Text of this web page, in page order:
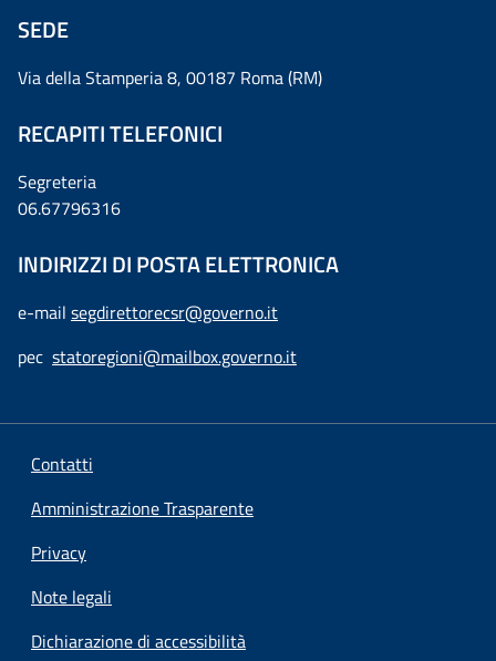
SEDE
Via della Stamperia 8, 00187 Roma (RM)
RECAPITI TELEFONICI
Segreteria
06.67796316
INDIRIZZI DI POSTA ELETTRONICA
e-mail segdirettorecsr@governo.it
pec statoregioni@mailbox.governo.it
Contatti
Amministrazione Trasparente
Privacy
Note legali
Dichiarazione di accessibilità